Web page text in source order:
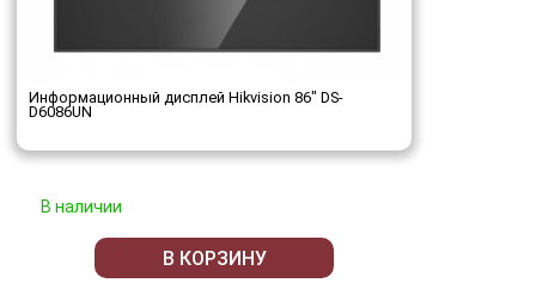
Информационный дисплей Hikvision 86" DS-
D6086UN
В наличии
В КОРЗИНУ